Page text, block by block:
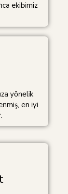
ekibimiz
yönelik
en iyi